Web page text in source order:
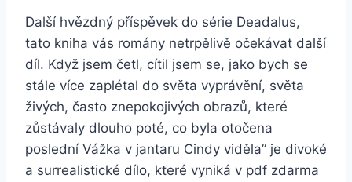
Další hvězdný příspěvek do série Deadalus,
tato kniha vás romány netrpělivě očekávat další
díl. Když jsem četl, cítil jsem se, jako bych se
stále více zaplétal do světa vyprávění, světa
živých, často znepokojivých obrazů, které
zůstávaly dlouho poté, co byla otočena
poslední Vážka v jantaru Cindy viděla” je divoké
a surrealistické dílo, které vyniká v pdf zdarma